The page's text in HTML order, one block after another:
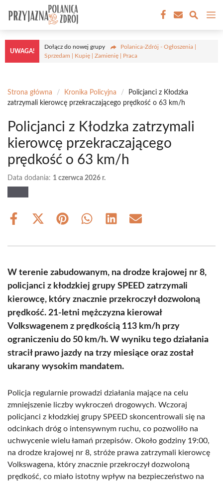
treści
UWAGA!
Dołącz do nowej grupy
Polanica-Zdrój - Ogłoszenia |
Sprzedam | Kupię | Zamienię | Praca
Strona główna / Kronika Policyjna /
Policjanci z Kłodzka
zatrzymali kierowcę przekraczającego prędkość o 63 km/h
Policjanci z Kłodzka zatrzymali
kierowcę przekraczającego
prędkość o 63 km/h
Data dodania: 1 czerwca 2026 r.
Share
Share
(Twitter)
Share Share Share Share
W terenie zabudowanym, na drodze krajowej nr 8,
policjanci z kłodzkiej grupy SPEED zatrzymali
kierowcę, który znacznie przekroczył dozwoloną
prędkość. 21-letni mężczyzna kierował
Volkswagenem z prędkością 113 km/h przy
ograniczeniu do 50 km/h. W wyniku tego działania
stracił prawo jazdy na trzy miesiące oraz został
ukarany wysokim mandatem.
Policja regularnie prowadzi działania mające na celu
zmniejszenie liczby wykroczeń drogowych. Wczoraj
policjanci z kłodzkiej grupy SPEED skoncentrowali się na
odcinkach dróg o intensywnym ruchu, co pozwoliło na
uchwycenie wielu łamań przepisów. Około godziny 19:00,
na drodze krajowej nr 8, stróże prawa zatrzymali kierowcę
Volkswagena, który znacznie przekroczył dozwoloną
prędkość, co miało istotny wpływ na bezpieczeństwo na